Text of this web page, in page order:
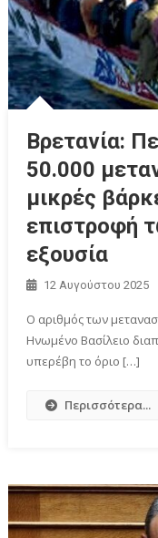
Βρετανία:
50.000
μικρές
επιστροφή
εξουσία
12 Αυγούστου 2025
Ο αριθμός των
Ηνωμένο Βασίλειο
υπερέβη το όριο […]
Περισσότερα...